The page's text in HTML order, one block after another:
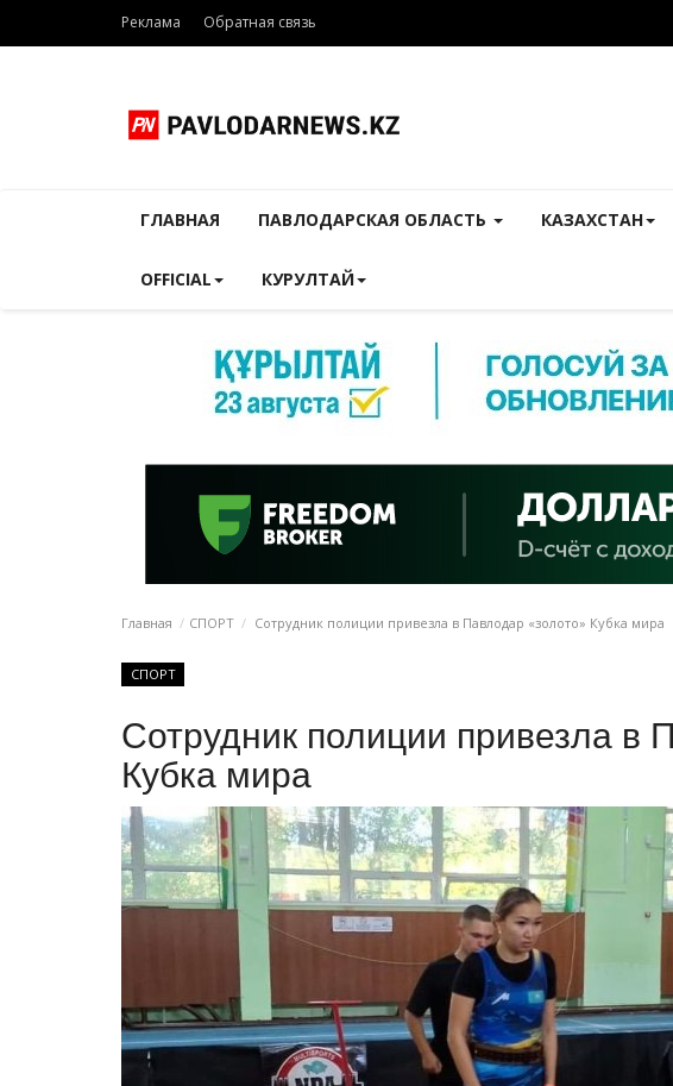
Реклама Обратная связь
ГЛАВНАЯ ПАВЛОДАРСКАЯ ОБЛАСТЬ КАЗАХСТАН
OFFICIAL КУРУЛТАЙ
Главная СПОРТ Сотрудник полиции привезла в Павлодар «золото» Кубка мира
СПОРТ
Сотрудник полиции привезла в
Кубка мира